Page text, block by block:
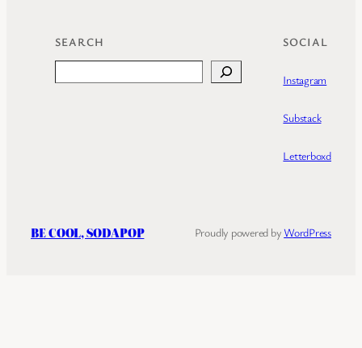
SEARCH SOCIAL
Instagram
Substack
Letterboxd
BE COOL, SODAPOP Proudly powered byWordPress